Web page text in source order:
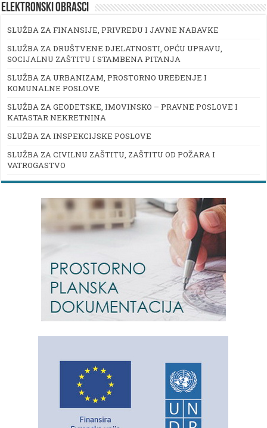
ELEKTRONSKI OBRASCI
SLUŽBA ZA FINANSIJE, PRIVREDU I JAVNE NABAVKE
SLUŽBA ZA DRUŠTVENE DJELATNOSTI, OPĆU UPRAVU,
SOCIJALNU ZAŠTITU I STAMBENA PITANJA
SLUŽBA ZA URBANIZAM, PROSTORNO UREĐENJE I
KOMUNALNE POSLOVE
SLUŽBA ZA GEODETSKE, IMOVINSKO – PRAVNE POSLOVE I
KATASTAR NEKRETNINA
SLUŽBA ZA INSPEKCIJSKE POSLOVE
SLUŽBA ZA CIVILNU ZAŠTITU, ZAŠTITU OD POŽARA I
VATROGASTVO